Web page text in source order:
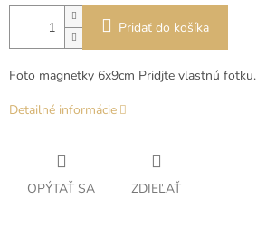
Pridať do košíka
Foto magnetky 6x9cm Pridjte vlastnú fotku.
Detailné informácie
OPÝTAŤ SA ZDIEĽAŤ